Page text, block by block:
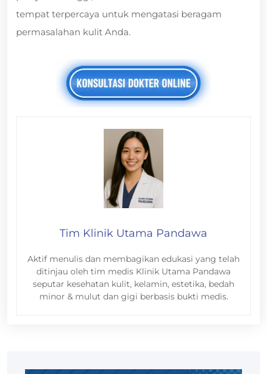
tempat terpercaya untuk mengatasi beragam
permasalahan kulit Anda.
Tim Klinik Utama Pandawa
Aktif menulis dan membagikan edukasi yang telah
ditinjau oleh tim medis Klinik Utama Pandawa
seputar kesehatan kulit, kelamin, estetika, bedah
minor & mulut dan gigi berbasis bukti medis.